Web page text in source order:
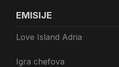
EMISIJE
Love Island Adria
Igra chefova